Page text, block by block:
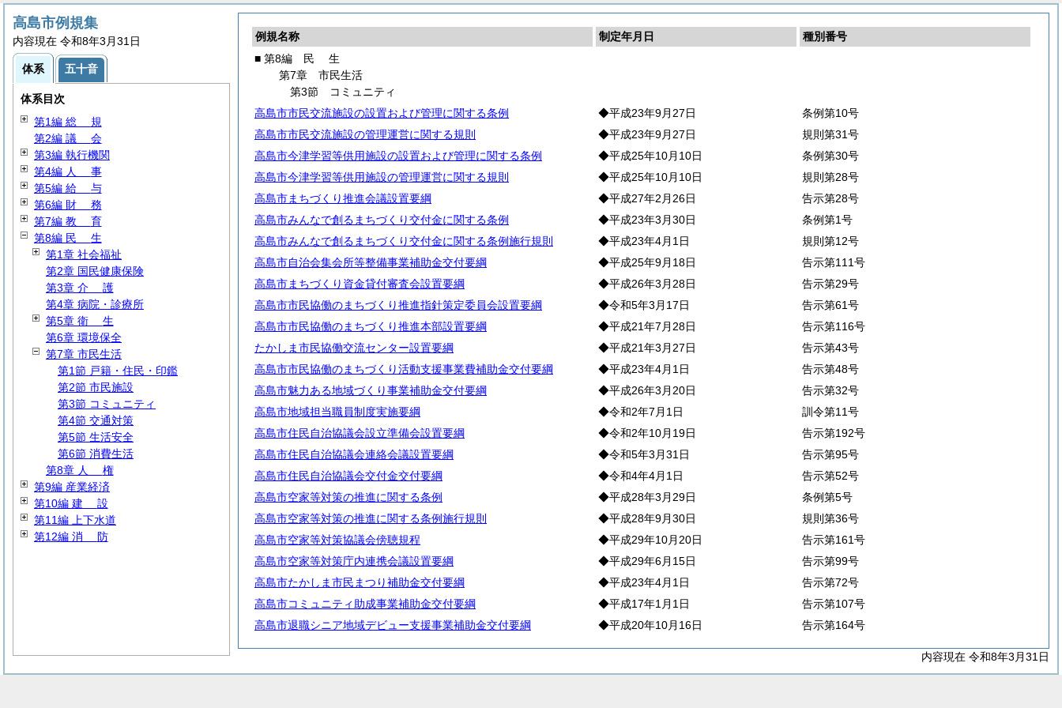
例規名称 制定年月日
種別番号
■ 第8編
民 生
第7章 市民生活
第3節 コミュニティ
高島市市民交流施設の設置および管理に関する条例
◆平成23年9月27日
条例第10号
高島市市民交流施設の管理運営に関する規則
◆平成23年9月27日
規則第31号
高島市今津学習等供用施設の設置および管理に関する条例
◆平成25年10月10日
条例第30号
高島市今津学習等供用施設の管理運営に関する規則
◆平成25年10月10日
規則第28号
高島市まちづくり推進会議設置要綱
◆平成27年2月26日
告示第28号
高島市みんなで創るまちづくり交付金に関する条例
◆平成23年3月30日
条例第1号
高島市みんなで創るまちづくり交付金に関する条例施行規則
◆平成23年4月1日
規則第12号
高島市自治会集会所等整備事業補助金交付要綱
◆平成25年9月18日
告示第111号
高島市まちづくり資金貸付審査会設置要綱
◆平成26年3月28日
告示第29号
高島市市民協働のまちづくり推進指針策定委員会設置要綱
◆令和5年3月17日
告示第61号
高島市市民協働のまちづくり推進本部設置要綱
◆平成21年7月28日
告示第116号
たかしま市民協働交流センター設置要綱
◆平成21年3月27日
告示第43号
高島市市民協働のまちづくり活動支援事業費補助金交付要綱
◆平成23年4月1日
告示第48号
高島市魅力ある地域づくり事業補助金交付要綱
◆平成26年3月20日
告示第32号
高島市地域担当職員制度実施要綱
◆令和2年7月1日
訓令第11号
高島市住民自治協議会設立準備会設置要綱
◆令和2年10月19日
告示第192号
高島市住民自治協議会連絡会議設置要綱
◆令和5年3月31日
告示第95号
高島市住民自治協議会交付金交付要綱
◆令和4年4月1日
告示第52号
高島市空家等対策の推進に関する条例
◆平成28年3月29日
条例第5号
高島市空家等対策の推進に関する条例施行規則
◆平成28年9月30日
規則第36号
高島市空家等対策協議会傍聴規程
◆平成29年10月20日
告示第161号
高島市空家等対策庁内連携会議設置要綱
◆平成29年6月15日
告示第99号
高島市たかしま市民まつり補助金交付要綱
◆平成23年4月1日
告示第72号
高島市コミュニティ助成事業補助金交付要綱
◆平成17年1月1日
告示第107号
高島市退職シニア地域デビュー支援事業補助金交付要綱
◆平成20年10月16日 告示第164号
内容現在 令和8年3月31日
高島市例規集
内容現在 令和8年3月31日
体系 五十音
体系目次
第1編 総 規
第2編 議 会
第3編 執行機関
第4編 人 事
第5編 給 与
第6編 財 務
第7編 教 育
第8編 民 生
第1章 社会福祉
第2章 国民健康保険
第3章 介 護
第4章 病院・診療所
第5章 衛 生
第6章 環境保全
第7章 市民生活
第1節 戸籍・住民・印鑑
第2節 市民施設
第3節 コミュニティ
第4節 交通対策
第5節 生活安全
第6節 消費生活
第8章 人 権
第9編 産業経済
第10編 建 設
第11編 上下水道
第12編 消 防